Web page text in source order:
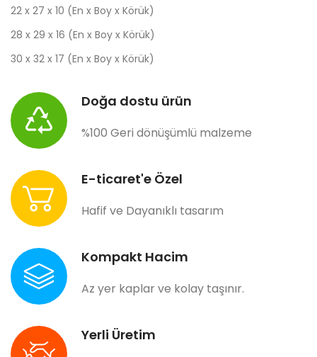
22 x 27 x 10 (En x Boy x Körük)
28 x 29 x 16 (En x Boy x Körük)
30 x 32 x 17 (En x Boy x Körük)
Doğa dostu ürün
%100 Geri dönüşümlü malzeme
E-ticaret'e Özel
Hafif ve Dayanıklı tasarım
Kompakt Hacim
Az yer kaplar ve kolay taşınır.
Yerli Üretim